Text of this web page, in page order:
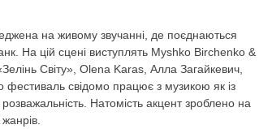
на живому звучанні, де поєднаються
На цій сцені виступлять Myshko Birchenko &
Світу», Olena Karas, Алла Загайкевич,
свідомо працює з музикою як із
Натомість акцент зроблено на